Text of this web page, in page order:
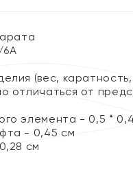
6А
(вес,
отличаться от
элемента - 0,5 *
- 0,45 см
см